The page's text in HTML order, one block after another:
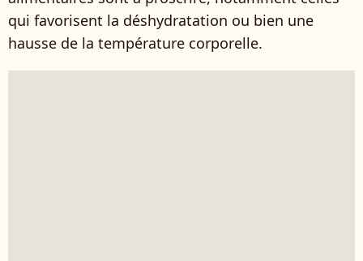
qui favorisent la déshydratation ou bien une
hausse de la température corporelle.